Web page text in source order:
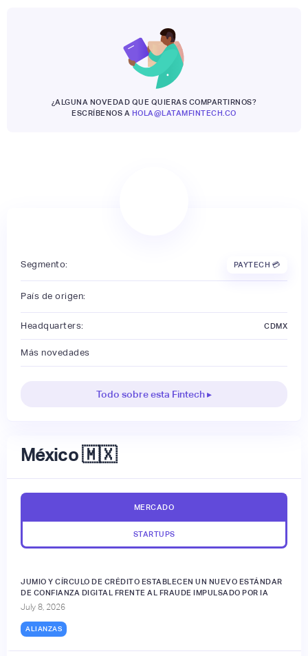
¿ALGUNA NOVEDAD QUE QUIERAS COMPARTIRNOS?
ESCRÍBENOS A HOLA@LATAMFINTECH.CO
Segmento: PAYTECH 💳
País de origen:
Headquarters: CDMX
Más novedades
Todo sobre esta Fintech ▸
México 🇲🇽
MERCADO
STARTUPS
JUMIO Y CÍRCULO DE CRÉDITO ESTABLECEN UN NUEVO ESTÁNDAR
DE CONFIANZA DIGITAL FRENTE AL FRAUDE IMPULSADO POR IA
July 8, 2026
ALIANZAS